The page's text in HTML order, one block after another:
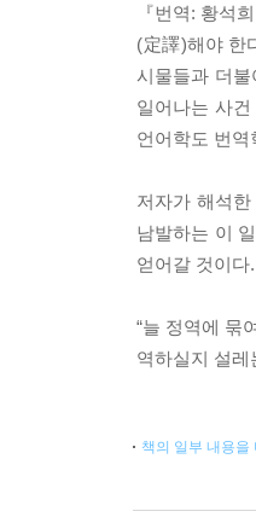
『번역: 황석
(定譯)해야 한
시물들과 더
일어나는 사
언어학도 번
저자가 해석
남발하는 이
얻어갈 것이다.
“늘 정역에 묶
역하실지 설레
책의 일부 내용을